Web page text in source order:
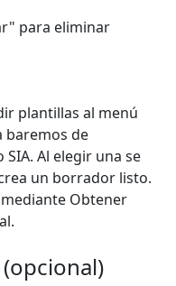
para eliminar
plantillas al menú
baremos de
Al elegir una se
un borrador listo.
Obtener